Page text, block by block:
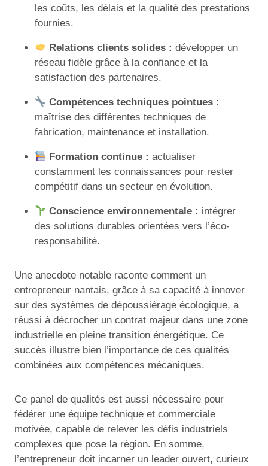
les coûts, les délais et la qualité des prestations
fournies.
Relations clients solides : développer un
réseau fidèle grâce à la confiance et la
satisfaction des partenaires.
Compétences techniques pointues :
maîtrise des différentes techniques de
fabrication, maintenance et installation.
Formation continue : actualiser
constamment les connaissances pour rester
compétitif dans un secteur en évolution.
Conscience environnementale : intégrer
des solutions durables orientées vers l’éco-
responsabilité.
Une anecdote notable raconte comment un
entrepreneur nantais, grâce à sa capacité à innover
sur des systèmes de dépoussiérage écologique, a
réussi à décrocher un contrat majeur dans une zone
industrielle en pleine transition énergétique. Ce
succès illustre bien l’importance de ces qualités
combinées aux compétences mécaniques.
Ce panel de qualités est aussi nécessaire pour
fédérer une équipe technique et commerciale
motivée, capable de relever les défis industriels
complexes que pose la région. En somme,
l’entrepreneur doit incarner un leader ouvert, curieux